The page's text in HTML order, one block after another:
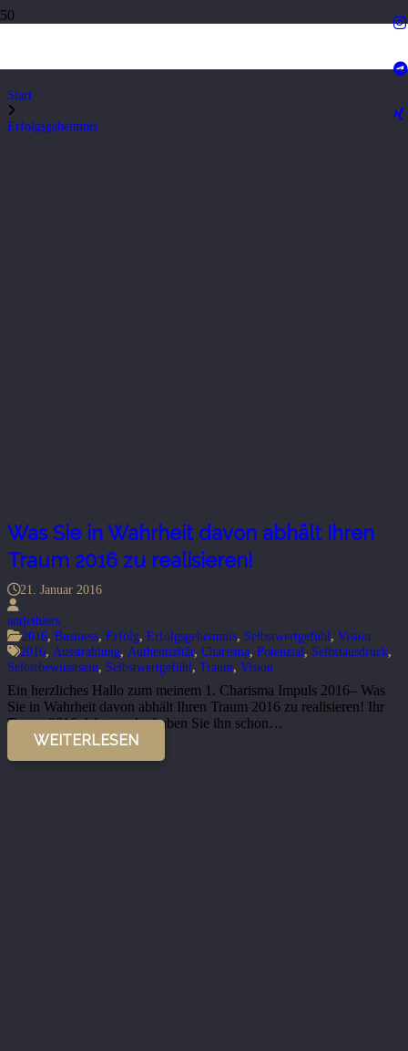
Start
Erfolgsgeheimnis
Was Sie in Wahrheit davon abhält Ihren
Traum 2016 zu realisieren!
21. Januar 2016
antjethiers
2016, Business, Erfolg, Erfolgsgeheimnis, Selbstwertgefühl, Vision
2016, Ausstrahlung, Authentizität, Charisma, Potenzial, Selbstausdruck,
Selbstbewusstsein, Selbstwertgefühl, Traum, Vision
Ein herzliches Hallo zum meinem 1. Charisma Impuls 2016– Was
Sie in Wahrheit davon abhält Ihren Traum 2016 zu realisieren! Ihr
Traum 2016, lebt er oder haben Sie ihn schon…
WEITERLESEN